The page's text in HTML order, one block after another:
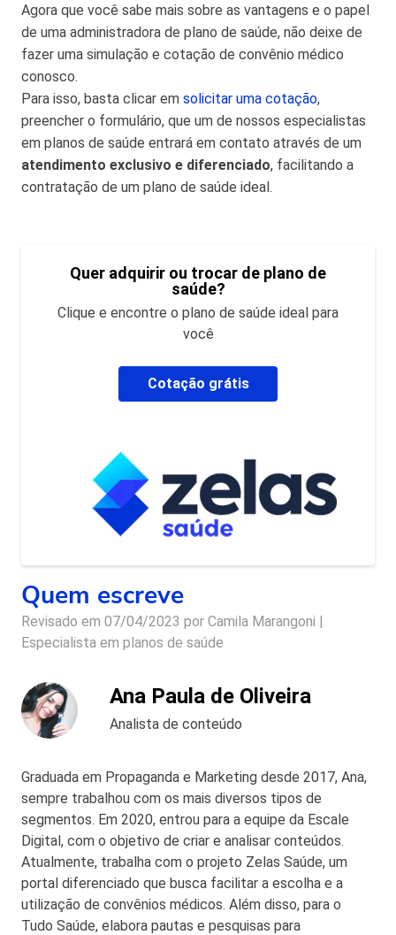
Agora que você sabe mais sobre as vantagens e o papel
de uma administradora de plano de saúde, não deixe de
fazer uma simulação e cotação de convênio médico
conosco.
Para isso, basta clicar em solicitar uma cotação,
preencher o formulário, que um de nossos especialistas
em planos de saúde entrará em contato através de um
atendimento exclusivo e diferenciado, facilitando a
contratação de um plano de saúde ideal.
Quer adquirir ou trocar de plano de
saúde?
Clique e encontre o plano de saúde ideal para
você
Cotação grátis
Quem escreve
Revisado em 07/04/2023 por Camila Marangoni |
Especialista em planos de saúde
Ana Paula de Oliveira
Analista de conteúdo
Graduada em Propaganda e Marketing desde 2017, Ana,
sempre trabalhou com os mais diversos tipos de
segmentos. Em 2020, entrou para a equipe da Escale
Digital, com o objetivo de criar e analisar conteúdos.
Atualmente, trabalha com o projeto Zelas Saúde, um
portal diferenciado que busca facilitar a escolha e a
utilização de convênios médicos. Além disso, para o
Tudo Saúde, elabora pautas e pesquisas para